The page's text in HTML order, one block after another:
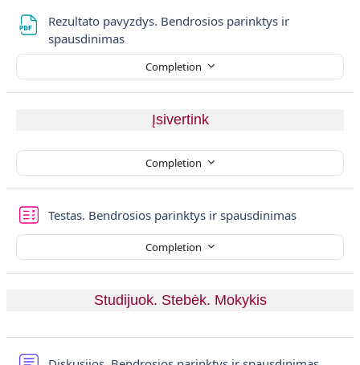
Rezultato pavyzdys. Bendrosios parinktys ir
spausdinimas
Completion
Completion
Įsivertink
Testas. Bendrosios parinktys ir spausdinimasQuiz
Completion
Studijuok. Stebėk. Mokykis